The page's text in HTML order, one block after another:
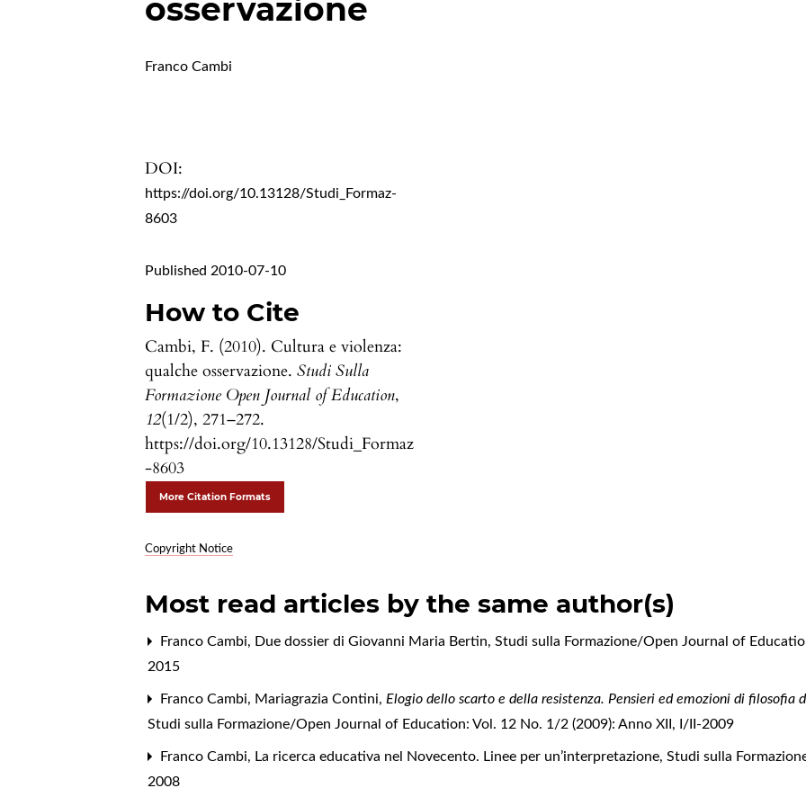
osservazione
Franco Cambi
DOI:
https://doi.org/10.13128/Studi_Formaz-
8603
Published 2010-07-10
How to Cite
Cambi, F. (2010). Cultura e violenza:
qualche osservazione.Studi Sulla
Formazione Open Journal of Education,
12(1/2), 271–272.
https://doi.org/10.13128/Studi_Formaz
-8603
More Citation Formats
Copyright Notice
Most read articles by the same author(s)
Franco Cambi, Due dossier di Giovanni Maria Bertin,Studi sulla Formazione/Open Journal of
2015
Franco Cambi, Mariagrazia Contini,Elogio dello scarto e della resistenza. Pensieri ed emozioni di filosofia
Studi sulla Formazione/Open Journal of Education: Vol. 12 No. 1/2 (2009): Anno XII, I/II-2009
Franco Cambi, La ricerca educativa nel Novecento. Linee per un’interpretazione,Studi sulla
2008